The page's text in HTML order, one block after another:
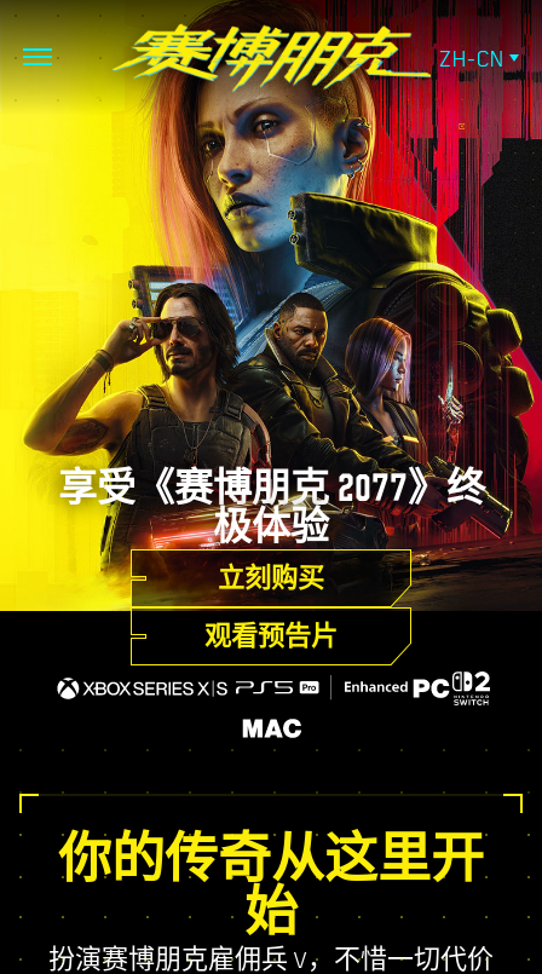
ZH-CN
享受《赛博朋克 2077》终
极体验
立刻购买
观看预告片
你的传奇从这里开
始
扮演赛博朋克雇佣兵 V，不惜一切代价